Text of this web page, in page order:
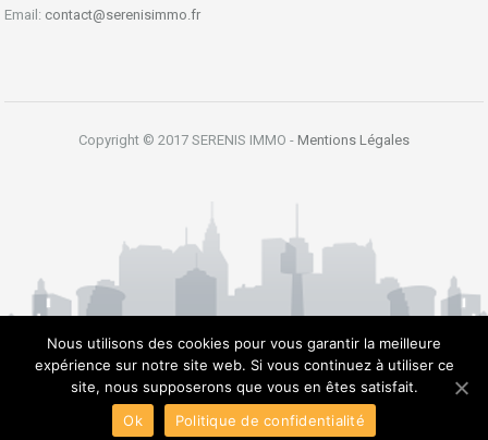
Email: contact@serenisimmo.fr
Copyright © 2017 SERENIS IMMO - Mentions Légales
Nous utilisons des cookies pour vous garantir la meilleure
expérience sur notre site web. Si vous continuez à utiliser ce
site, nous supposerons que vous en êtes satisfait.
Ok
Politique de confidentialité